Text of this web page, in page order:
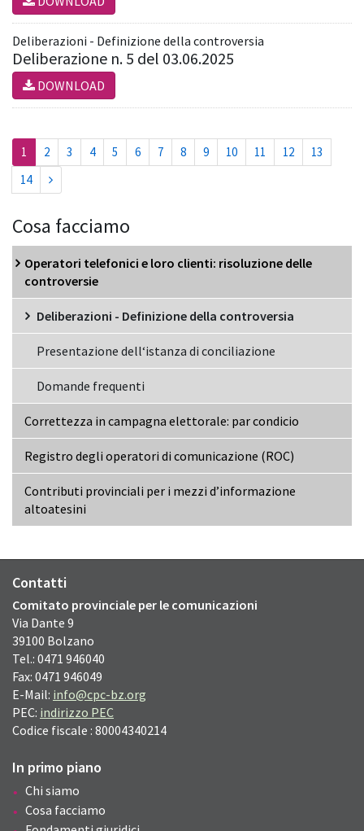
Deliberazioni - Definizione della controversia
Deliberazione n. 5 del 03.06.2025
DOWNLOAD
1 (current)
2 3 4 5 6 7 8 9 10 11 12
13
14
Cosa facciamo
Operatori telefonici e loro clienti: risoluzione delle
controversie
Deliberazioni - Definizione della controversia
Presentazione dell‘istanza di conciliazione
Domande frequenti
Correttezza in campagna elettorale: par condicio
Registro degli operatori di comunicazione (ROC)
Contributi provinciali per i mezzi d’informazione
altoatesini
Contatti
Comitato provinciale per le comunicazioni
Via Dante 9
39100 Bolzano
Tel.: 0471 946040
Fax: 0471 946049
E-Mail: info@cpc-bz.org
PEC: indirizzo PEC
Codice fiscale : 80004340214
In primo piano
Chi siamo
Cosa facciamo